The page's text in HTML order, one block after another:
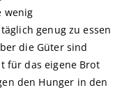
wenig
genug zu essen
die Güter sind
für das eigene Brot
den Hunger in den